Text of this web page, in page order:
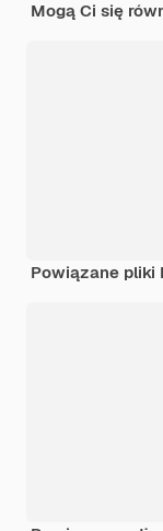
Mogą Ci się
Powiązane pliki